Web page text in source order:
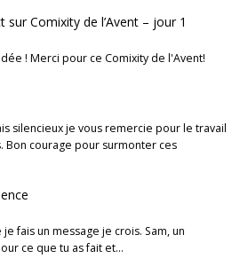
surComixity de l’Avent – jour 1
! Merci pour ce Comixity de l'Avent!
silencieux je vous remercie pour le travail
Bon courage pour surmonter ces
fais un message je crois. Sam, un
ce que tu as fait et…